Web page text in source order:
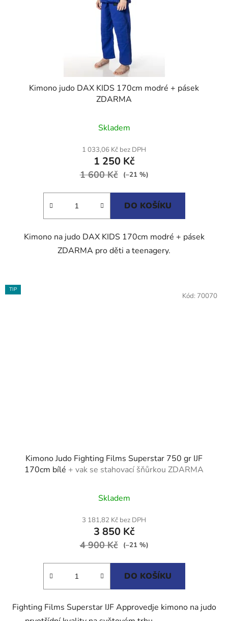
Kimono judo DAX KIDS 170cm modré + pásek
ZDARMA
hodnocení
produktu
je
4,0
Skladem
1 033,06 Kč bez DPH
1 250 Kč
1 600 Kč (–21 %)
DO KOŠÍKU
Kimono na judo DAX KIDS 170cm modré + pásek
ZDARMA pro děti a teenagery.
TIP
Kimono Judo Fighting Films Superstar 750 gr IJF
170cm bílé + vak se stahovací šňůrkou ZDARMA
hodnocení
produktu
je
4,5
Skladem
3 181,82 Kč bez DPH
3 850 Kč
4 900 Kč (–21 %)
DO KOŠÍKU
Fighting Films Superstar IJF Approvedje kimono na judo
Kód: 70070